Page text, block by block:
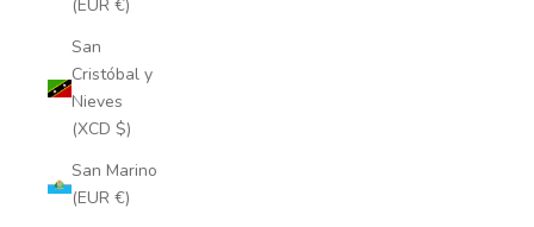
(EUR €)
San
Cristóbal y
Nieves
(XCD $)
San Marino
(EUR €)